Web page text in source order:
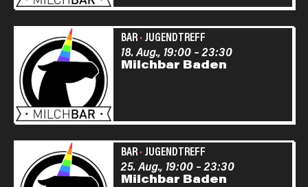
BAR· JUGENDTREFF
Milchbar Baden
18. Aug., 19:00–23:30
BAR· JUGENDTREFF
Milchbar Baden
25. Aug., 19:00–23:30